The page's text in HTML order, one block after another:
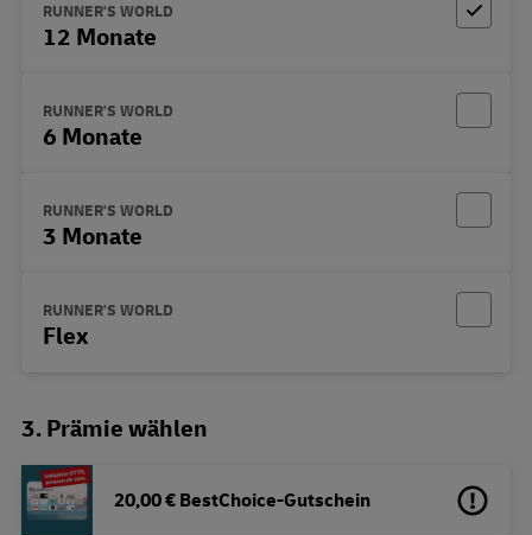
RUNNER'S WORLD
12 Monate
RUNNER'S WORLD
6 Monate
RUNNER'S WORLD
3 Monate
RUNNER'S WORLD
Flex
3. Prämie wählen
20,00 € BestChoice-Gutschein